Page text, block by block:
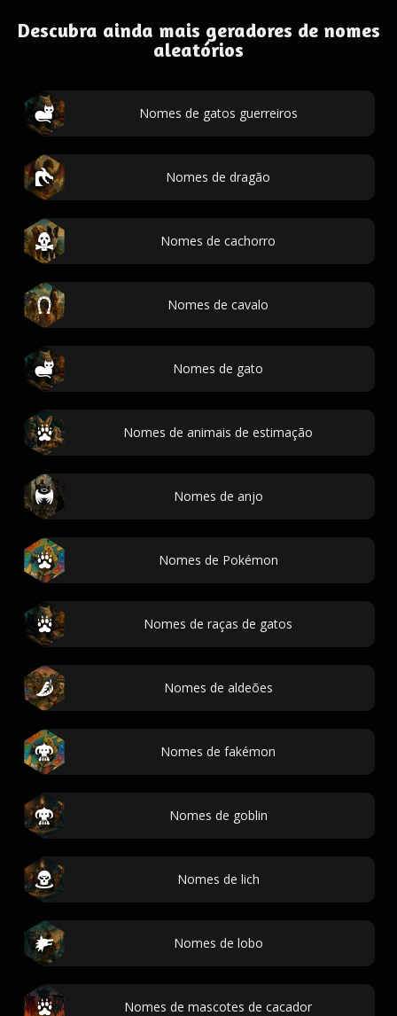
Descubra ainda mais geradores de nomes
aleatórios
Nomes de gatos guerreiros
Nomes de dragão
Nomes de cachorro
Nomes de cavalo
Nomes de gato
Nomes de animais de estimação
Nomes de anjo
Nomes de Pokémon
Nomes de raças de gatos
Nomes de aldeões
Nomes de fakémon
Nomes de goblin
Nomes de lich
Nomes de lobo
Nomes de mascotes de cacador